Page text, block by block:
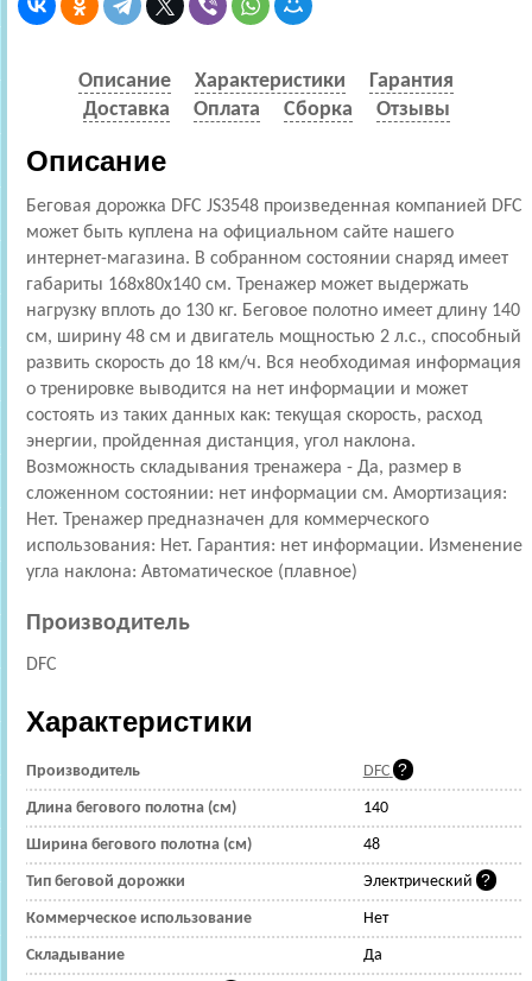
Описание Характеристики
Гарантия
Доставка
Оплата Сборка Отзывы
Описание
Беговая дорожка DFC JS3548 произведенная компанией DFC
может быть куплена на официальном сайте нашего
интернет-магазина. В собранном состоянии снаряд имеет
габариты 168x80x140 см. Тренажер может выдержать
нагрузку вплоть до 130 кг. Беговое полотно имеет длину 140
см, ширину 48 см и двигатель мощностью 2 л.с., способный
развить скорость до 18 км/ч. Вся необходимая информация
о тренировке выводится на нет информации и может
состоять из таких данных как: текущая скорость, расход
энергии, пройденная дистанция, угол наклона.
Возможность складывания тренажера - Да, размер в
сложенном состоянии: нет информации см. Амортизация:
Нет. Тренажер предназначен для коммерческого
использования: Нет. Гарантия: нет информации. Изменение
угла наклона: Автоматическое (плавное)
Производитель
DFC
Характеристики
Производитель DFC
Длина бегового полотна (см) 140
Ширина бегового полотна (см) 48
Тип беговой дорожки Электрический
Коммерческое использование Нет
Складывание Да